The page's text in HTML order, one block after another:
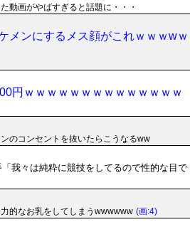
動画がやばすぎると話題に・・・
メンにするメス顔がこれｗｗｗwｗ
円ｗｗｗｗｗｗｗｗｗｗｗｗｗｗ
のコンセントを抜いたらこうなるww
「我々は純粋に競技をしてるので性的な目で
的なお乳をしてしまうwwwwww (画:4)